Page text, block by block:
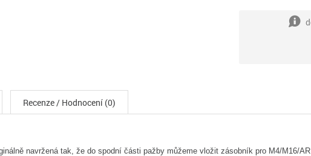
Recenze / Hodnocení (0)
navržená tak, že do spodní části pažby můžeme vložit zásobník pro M4/M16/